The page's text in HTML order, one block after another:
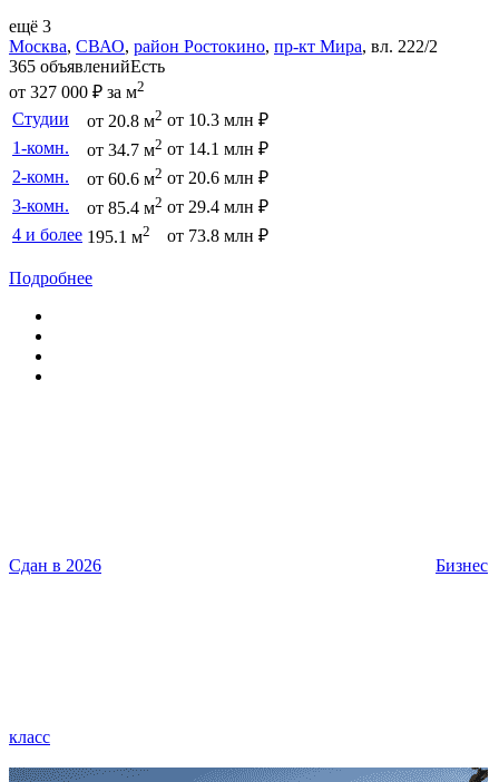
ещё 3
Москва, СВАО, район Ростокино, пр-кт Мира, вл. 222/2
365 объявленийЕсть
от 327 000 ₽ за м2
Студии от 20.8 м2 от 10.3 млн ₽
1-комн.
от 34.7 м2 от 14.1 млн ₽
2-комн.
от 60.6 м2 от 20.6 млн ₽
3-комн.
от 85.4 м2 от 29.4 млн ₽
4 и более 195.1 м2 от 73.8 млн ₽
Подробнее
Сдан в 2026 Бизнес
класс